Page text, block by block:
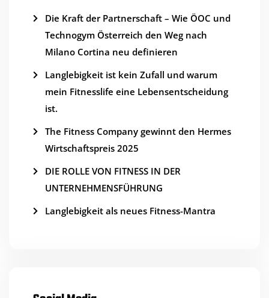
Die Kraft der Partnerschaft – Wie ÖOC und
Technogym Österreich den Weg nach
Milano Cortina neu definieren
Langlebigkeit ist kein Zufall und warum
mein Fitnesslife eine Lebensentscheidung
ist.
The Fitness Company gewinnt den Hermes
Wirtschaftspreis 2025
DIE ROLLE VON FITNESS IN DER
UNTERNEHMENSFÜHRUNG
Langlebigkeit als neues Fitness-Mantra